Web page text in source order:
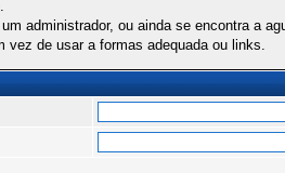
administrador, ou ainda se encontra a
vez de usar a formas adequada ou links.